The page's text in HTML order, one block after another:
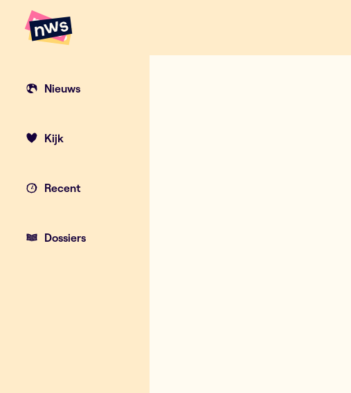
Nieuws
Kijk
Recent
Dossiers